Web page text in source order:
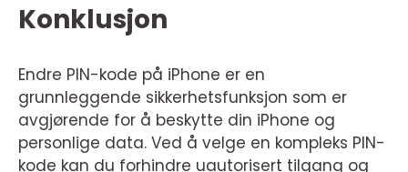
Konklusjon
Endre PIN-kode på iPhone er en
grunnleggende sikkerhetsfunksjon som er
avgjørende for å beskytte din iPhone og
personlige data. Ved å velge en kompleks PIN-
kode kan du forhindre uautorisert tilgang og